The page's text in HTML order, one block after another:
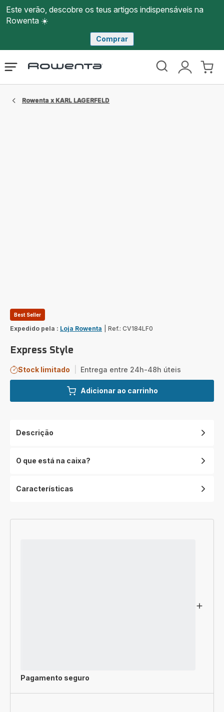
Este verão, descobre os teus artigos indispensáveis na
Rowenta ☀️
Comprar
Página
Rowenta
O
Abrir
Rowenta x KARL LAGERFELD
Best Seller
Expedido pela : Loja Rowenta Ref.: CV184LF0
Express Style
Stock limitado Entrega entre 24h-48h úteis
Adicionar ao carrinho
Descrição
O que está na caixa?
Características
Pagamento seguro